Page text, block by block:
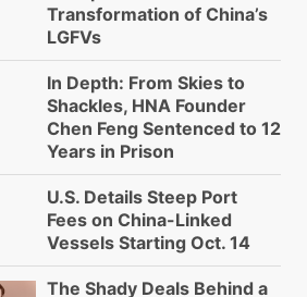
Transformation of China’s
LGFVs
In Depth: From Skies to
Shackles, HNA Founder
Chen Feng Sentenced to 12
Years in Prison
U.S. Details Steep Port
Fees on China-Linked
Vessels Starting Oct. 14
The Shady Deals Behind a